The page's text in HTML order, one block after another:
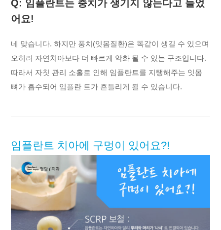
Q: 임플란트는 충치가 생기지 않는다고 들었
어요!
네 맞습니다. 하지만 풍치(잇몸질환)은 똑같이 생길 수 있으며
오히려 자연치아보다 더 빠르게 악화 될 수 있는 구조입니다.
따라서 자칫 관리 소홀로 인해 임플란트를 지탱해주는 잇몸
뼈가 흡수되어 임플란 트가 흔들리게 될 수 있습니다.
임플란트 치아에 구멍이 있어요?!